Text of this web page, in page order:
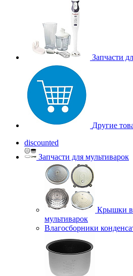
Запчасти
Другие
discounted
Запчасти для мультиварок
Крышки
мультиварок
Влагосборники